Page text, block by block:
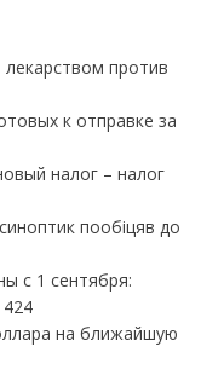
лекарством против
к отправке за
налог – налог
пообіцяв до
с 1 сентября:
на ближайшую